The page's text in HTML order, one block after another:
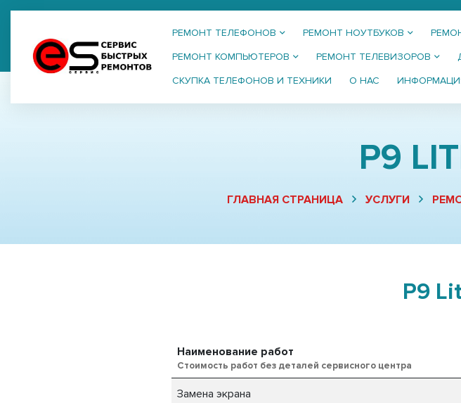
РЕМОНТ ТЕЛЕФОНОВ РЕМОНТ НОУТБУКОВ
РЕМОНТ КОМПЬЮТЕРОВ
РЕМОНТ ТЕЛЕВИЗОРОВ
СКУПКА ТЕЛЕФОНОВ И ТЕХНИКИ
О НАС
P9
ГЛАВНАЯ СТРАНИЦА УСЛУГИ
P9
Наименование работ
Стоимость работ без деталей сервисного центра
Замена экрана